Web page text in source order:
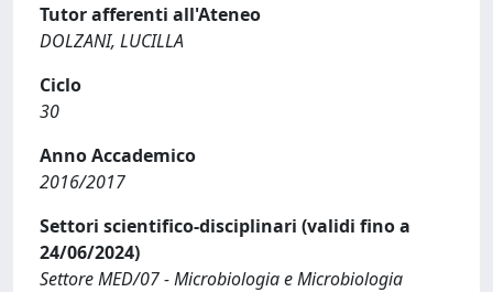
Tutor afferenti all'Ateneo
DOLZANI, LUCILLA
Ciclo
30
Anno Accademico
2016/2017
Settori scientifico-disciplinari (validi fino a
24/06/2024)
Settore MED/07 - Microbiologia e Microbiologia